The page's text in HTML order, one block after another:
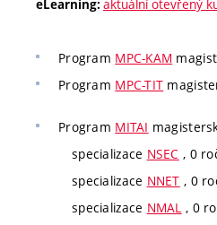
eLearning: aktuální otevřený
Program MPC-KAM
Program MPC-TIT
Program MITAI
specializace NSEC , 0
specializace NNET , 0
specializace NMAL , 0